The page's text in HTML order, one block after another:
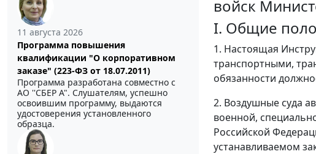
11 августа 2026
Программа повышения
квалификации "О корпоративном
заказе" (223-ФЗ от 18.07.2011)
Программа разработана совместно с
АО ''СБЕР А". Слушателям, успешно
освоившим программу, выдаются
удостоверения установленного
образца.
войск
I. Общие
1. Настоящая
транспортными,
обязанности
2. Воздушные суда
военной,
Российской
устанавливаемом